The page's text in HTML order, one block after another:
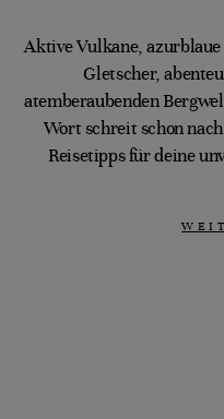
Aktive Vulkane, azurblaue
Gletscher,
atemberaubenden
Wort schreit schon
Reisetipps für deine